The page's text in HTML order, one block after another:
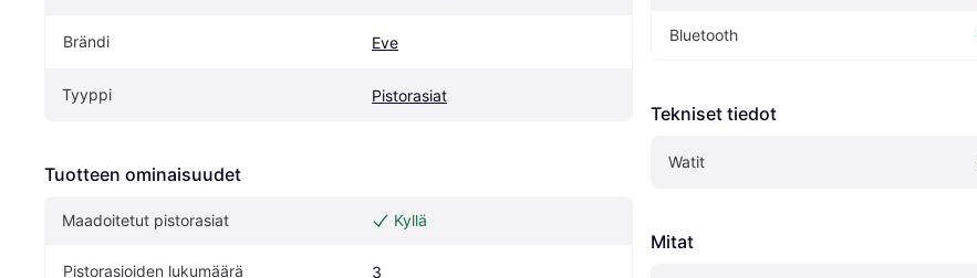
Brändi Eve
Tyyppi Pistorasiat
Tuotteen ominaisuudet
Maadoitetut pistorasiat Kyllä
Pistorasioiden lukumäärä 3
Bluetooth
Tekniset tiedot
Watit
Mitat